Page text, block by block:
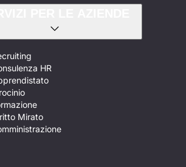
HR
Mirato